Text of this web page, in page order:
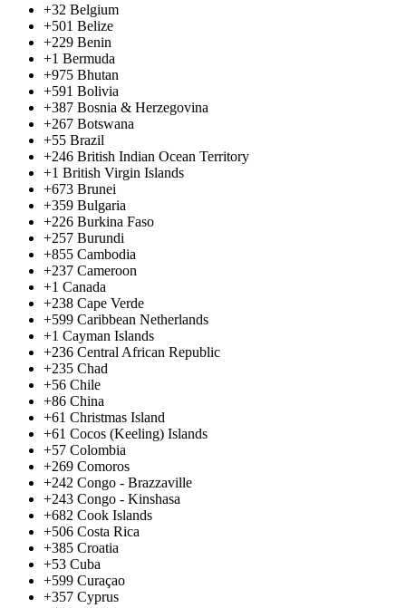
+32 Belgium
+501 Belize
+229 Benin
+1 Bermuda
+975 Bhutan
+591 Bolivia
+387 Bosnia & Herzegovina
+267 Botswana
+55 Brazil
+246 British Indian Ocean Territory
+1 British Virgin Islands
+673 Brunei
+359 Bulgaria
+226 Burkina Faso
+257 Burundi
+855 Cambodia
+237 Cameroon
+1 Canada
+238 Cape Verde
+599 Caribbean Netherlands
+1 Cayman Islands
+236 Central African Republic
+235 Chad
+56 Chile
+86 China
+61 Christmas Island
+61 Cocos (Keeling) Islands
+57 Colombia
+269 Comoros
+242 Congo - Brazzaville
+243 Congo - Kinshasa
+682 Cook Islands
+506 Costa Rica
+385 Croatia
+53 Cuba
+599 Curaçao
+357 Cyprus